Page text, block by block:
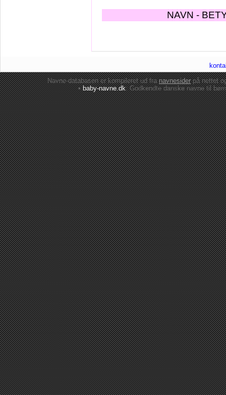
NAVN -
Navne-databasen er kompileret ud franavnesiderpå nettet
•baby-navne.dk: Godkendte danskenavne til børn